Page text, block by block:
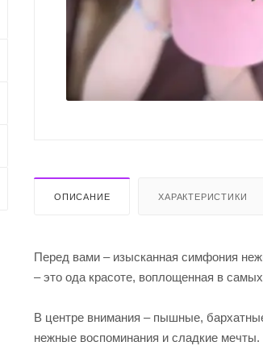
ОПИСАНИЕ ХАРАКТЕРИСТИКИ
Перед вами – изысканная симфония
– это ода красоте, воплощенная в
В центре внимания – пышные,
нежные воспоминания и сладкие